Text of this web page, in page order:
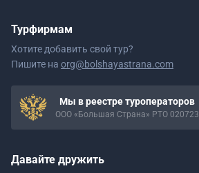
Турфирмам
Хотите добавить свой тур?
Пишите на org@bolshayastrana.com
Мы в реестре туроператоров
ООО «Большая Страна» РТО 020723
Давайте дружить